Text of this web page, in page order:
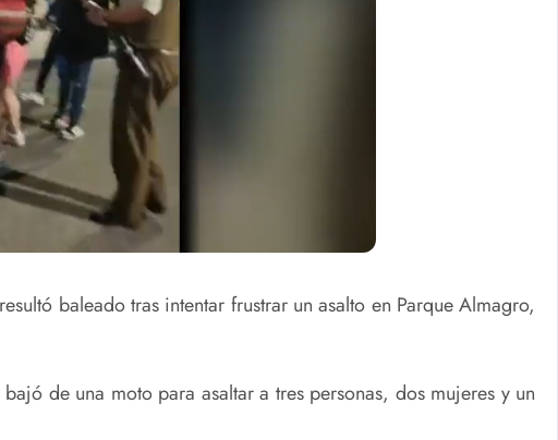
baleado tras intentar frustrar un asalto en Parque Almagro,
de una moto para asaltar a tres personas, dos mujeres y un